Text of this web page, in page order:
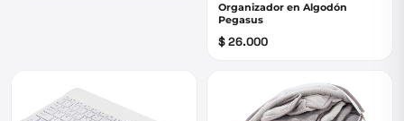
Organizador en Algodón
Pegasus
$ 26.000